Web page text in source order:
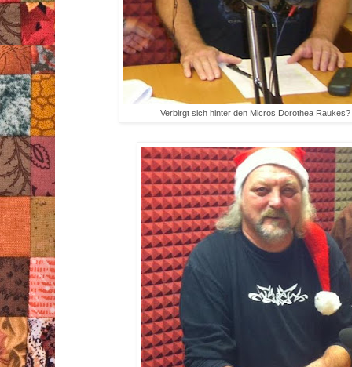
Verbirgt sich hinter den Micros Dorothea Raukes?